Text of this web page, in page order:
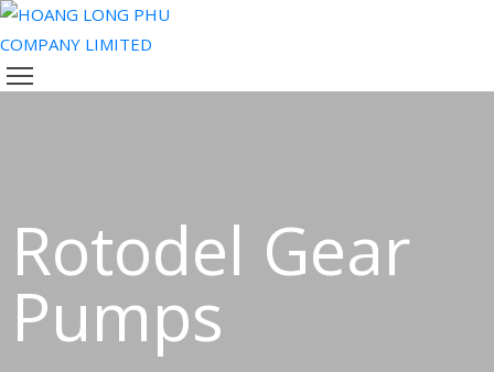
TRANG
SẢN
PHẨM
ĐỘI
NGŨ
Rotodel Gear
Pumps